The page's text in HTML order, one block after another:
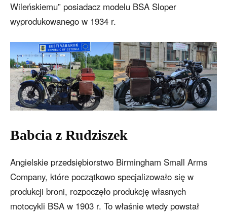
Wileńskiemu” posiadacz modelu BSA Sloper
wyprodukowanego w 1934 r.
Babcia z Rudziszek
Angielskie przedsiębiorstwo Birmingham Small Arms
Company, które początkowo specjalizowało się w
produkcji broni, rozpoczęło produkcję własnych
motocykli BSA w 1903 r. To właśnie wtedy powstał